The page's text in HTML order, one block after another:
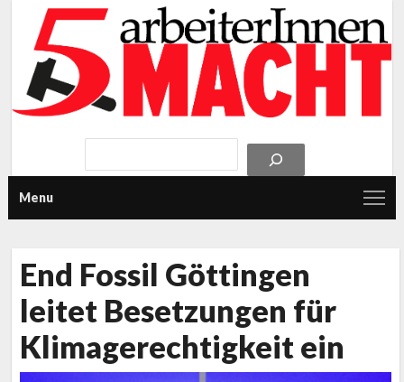
Menu
End Fossil Göttingen
leitet Besetzungen für
Klimagerechtigkeit ein